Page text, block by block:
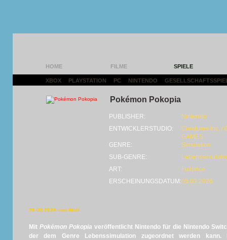
HOME FILME SPIELE
XBOX PLAYSTATION PC NINTENDO
Pokémon Pokopia
PUBLISHER:
Nintendo
ENTWICKLERSTUDIO:
Creatures Inc. /
GAMES
GENRE:
Simulation
SUB-GENRE:
ART:
Fullprice
ERSCHEINUNGSDATUM:05.03.2026
26.03.2026 von Wolf
Mit Pokémon Pokopia veröffentlicht Nintendo für die Nintendo
der dem Genre Lebenssimulation zugeordnet werden